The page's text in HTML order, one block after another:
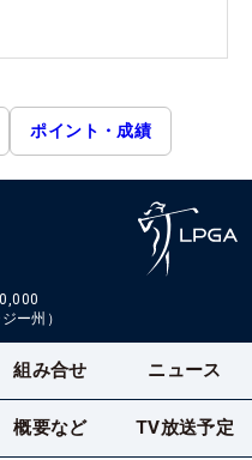
ポイント・成績
ー州）
組み合せ ニュース
概要など TV放送予定